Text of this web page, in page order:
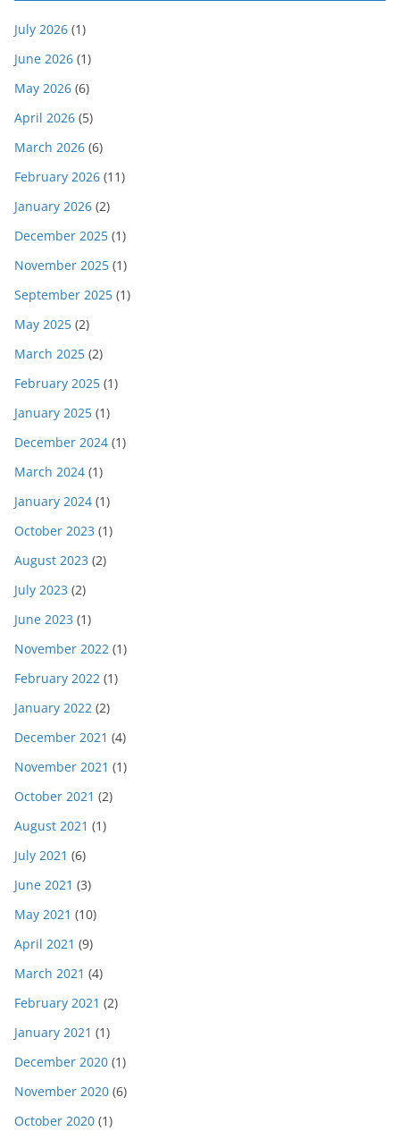
July 2026 (1)
June 2026 (1)
May 2026 (6)
April 2026 (5)
March 2026 (6)
February 2026 (11)
January 2026 (2)
December 2025 (1)
November 2025 (1)
September 2025 (1)
May 2025 (2)
March 2025 (2)
February 2025 (1)
January 2025 (1)
December 2024 (1)
March 2024 (1)
January 2024 (1)
October 2023 (1)
August 2023 (2)
July 2023 (2)
June 2023 (1)
November 2022 (1)
February 2022 (1)
January 2022 (2)
December 2021 (4)
November 2021 (1)
October 2021 (2)
August 2021 (1)
July 2021 (6)
June 2021 (3)
May 2021 (10)
April 2021 (9)
March 2021 (4)
February 2021 (2)
January 2021 (1)
December 2020 (1)
November 2020 (6)
October 2020 (1)